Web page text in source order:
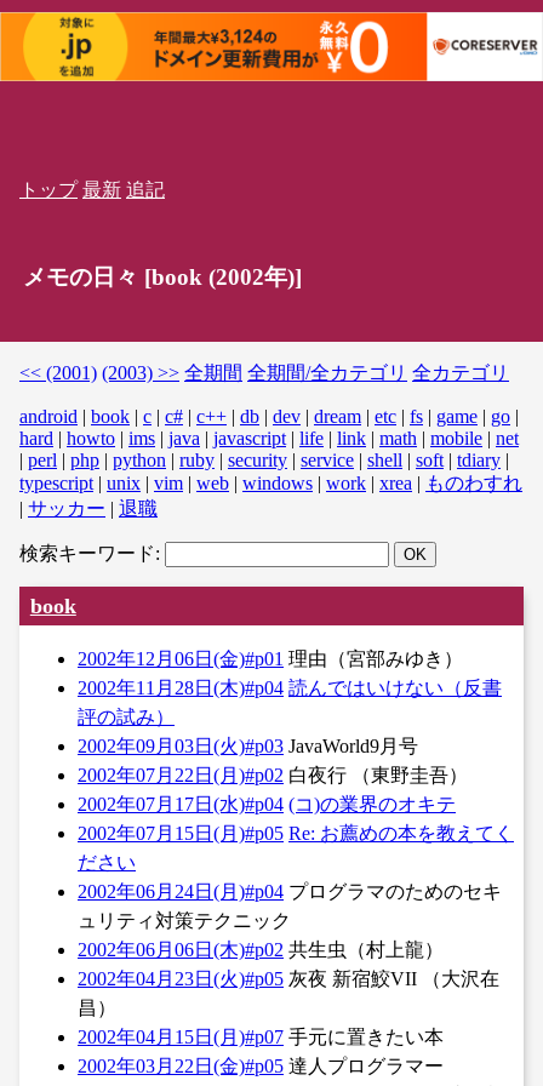
トップ 最新 追記
メモの日々 [book (2002年)]
<< (2001) (2003) >> 全期間 全期間/全カテゴリ 全カテゴリ
android | book | c | c# | c++ | db | dev | dream | etc | fs | game | go |
hard | howto | ims | java | javascript| life | link | math | mobile | net
| perl | php | python | ruby | security | service | shell | soft| tdiary |
typescript| unix | vim | web | windows | work | xrea | ものわすれ
| サッカー | 退職
検索キーワード:
book
2002年12月06日(金)#p01 理由（宮部みゆき）
2002年11月28日(木)#p04 読んではいけない（反書
評の試み）
2002年09月03日(火)#p03 JavaWorld9月号
2002年07月22日(月)#p02 白夜行 （東野圭吾）
2002年07月17日(水)#p04 (コ)の業界のオキテ
2002年07月15日(月)#p05 Re: お薦めの本を教えてく
ださい
2002年06月24日(月)#p04 プログラマのためのセキ
ュリティ対策テクニック
2002年06月06日(木)#p02 共生虫（村上龍）
2002年04月23日(火)#p05 灰夜 新宿鮫VII （大沢在
昌）
2002年04月15日(月)#p07 手元に置きたい本
2002年03月22日(金)#p05 達人プログラマー